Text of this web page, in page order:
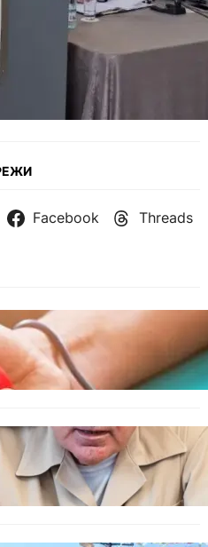
Facebook Threads
нужда от кръводарители
0+
преднамерени действия
дронът край Кардам е бил